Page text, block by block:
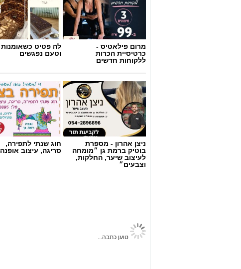
מרום פילאטיס -
כרטיסיית הכרות
ללקוחות חדשים
לה פטיט כשאומנות
וטעם נפגשים
ניצן אהרון - מספרת
בוטיק ברמת גן ״מומחה
לעיצוב שיער, החלקות,
וצבעים״
חוג שנתי לתפירה,
סריגה, עיצוב אופנה
טוען כתבה...